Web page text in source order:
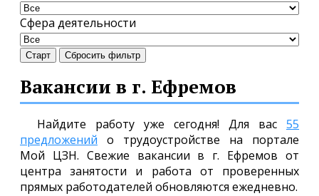
Сфера деятельности
Старт Сбросить фильтр
Вакансии в г. Ефремов
Найдите работу уже сегодня! Для вас 55
предложений о трудоустройстве на портале
Мой ЦЗН. Свежие вакансии в г. Ефремов от
центра занятости и работа от проверенных
прямых работодателей обновляются ежедневно.